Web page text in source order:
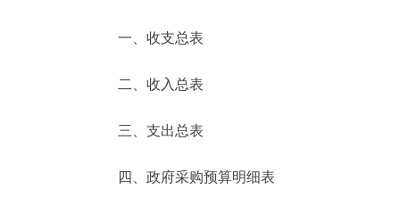
12345网上接诉即办
参与调查
走进北京
北京概况
一、收支总表
二、收入总表
三、支出总表
四、政府采购预算明细表